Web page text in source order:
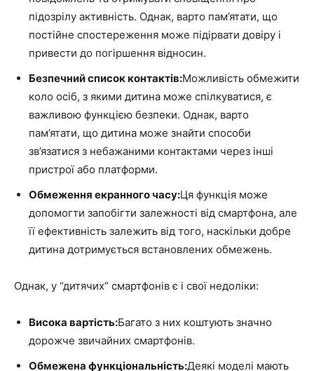
підозрілу активність. Однак, варто пам’ятати, що
постійне спостереження може підірвати довіру і
привести до погіршення відносин.
Безпечний список контактів:Можливість обмежити
коло осіб, з якими дитина може спілкуватися, є
важливою функцією безпеки. Однак, варто
пам’ятати, що дитина може знайти способи
зв’язатися з небажаними контактами через інші
пристрої або платформи.
Обмеження екранного часу:Ця функція може
допомогти запобігти залежності від смартфона, але
її ефективність залежить від того, наскільки добре
дитина дотримується встановлених обмежень.
Однак, у “дитячих” смартфонів є і свої недоліки:
Висока вартість:Багато з них коштують значно
дорожче звичайних смартфонів.
Обмежена функціональність:Деякі моделі мають